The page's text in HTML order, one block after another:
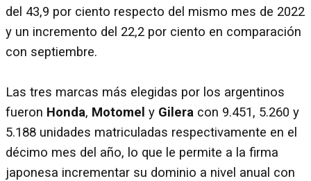
del 43,9 por ciento respecto del mismo mes de 2022
y un incremento del 22,2 por ciento en comparación
con septiembre.
Las tres marcas más elegidas por los argentinos
fueron Honda, Motomel y Gilera con 9.451, 5.260 y
5.188 unidades matriculadas respectivamente en el
décimo mes del año, lo que le permite a la firma
japonesa incrementar su dominio a nivel anual con